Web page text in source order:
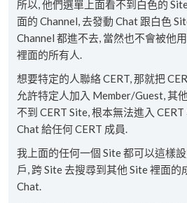
所以, 他們選單上面看不到白色的
面的 Channel, 去發動 Chat 跟白色
Channel 都進不去, 當然也不會被他
裡面的所有人.
想要特定的人聯絡 CERT, 那就把
允許特定人加入 Member/Guest, 其
不到 CERT Site, 根本無法進入
Chat 給任何 CERT 成員.
我上面的任何一個 Site 都可以這樣
戶, 跨 Site 去搜尋到其他 Site 裡面的
Chat.